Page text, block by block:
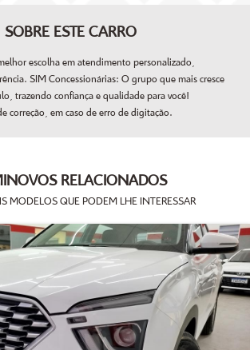
SOBRE ESTE CARRO
escolha em atendimento personalizado,
SIM Concessionárias: O grupo que mais cresce
trazendo confiança e qualidade para você!
correção, em caso de erro de digitação.
RELACIONADOS
MODELOS QUE PODEM LHE INTERESSAR